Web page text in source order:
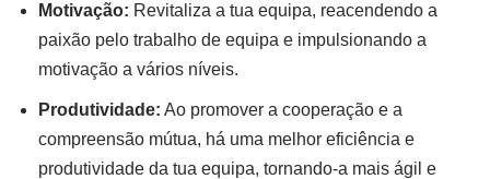
Motivação: Revitaliza a tua equipa, reacendendo a
paixão pelo trabalho de equipa e impulsionando a
motivação a vários níveis.
Produtividade: Ao promover a cooperação e a
compreensão mútua, há uma melhor eficiência e
produtividade da tua equipa, tornando-a mais ágil e